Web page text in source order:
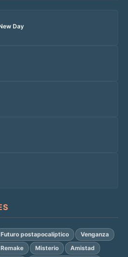
Day
Futuro postapocalíptico
Venganza
Remake Misterio
Amistad